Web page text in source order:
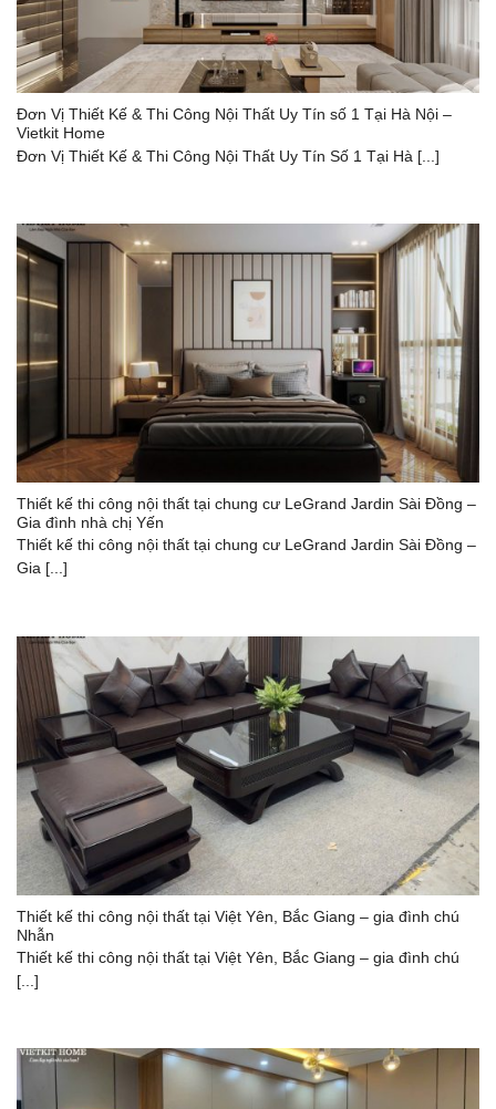
Đơn Vị Thiết Kế & Thi Công Nội Thất Uy Tín số 1 Tại Hà Nội –
Vietkit Home
Đơn Vị Thiết Kế & Thi Công Nội Thất Uy Tín Số 1 Tại Hà [...]
Thiết kế thi công nội thất tại chung cư LeGrand Jardin Sài Đồng –
Gia đình nhà chị Yến
Thiết kế thi công nội thất tại chung cư LeGrand Jardin Sài Đồng –
Gia [...]
Thiết kế thi công nội thất tại Việt Yên, Bắc Giang – gia đình chú
Nhẫn
Thiết kế thi công nội thất tại Việt Yên, Bắc Giang – gia đình chú
[...]